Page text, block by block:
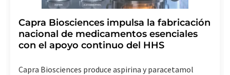
Capra Biosciences impulsa la fabricación
nacional de medicamentos esenciales
con el apoyo continuo del HHS
Capra Biosciences produce aspirina y paracetamol